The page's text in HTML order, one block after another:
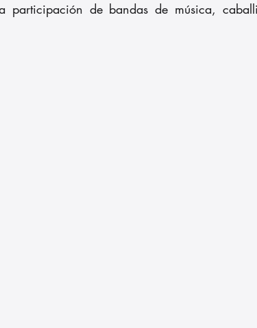
participación de bandas de música,